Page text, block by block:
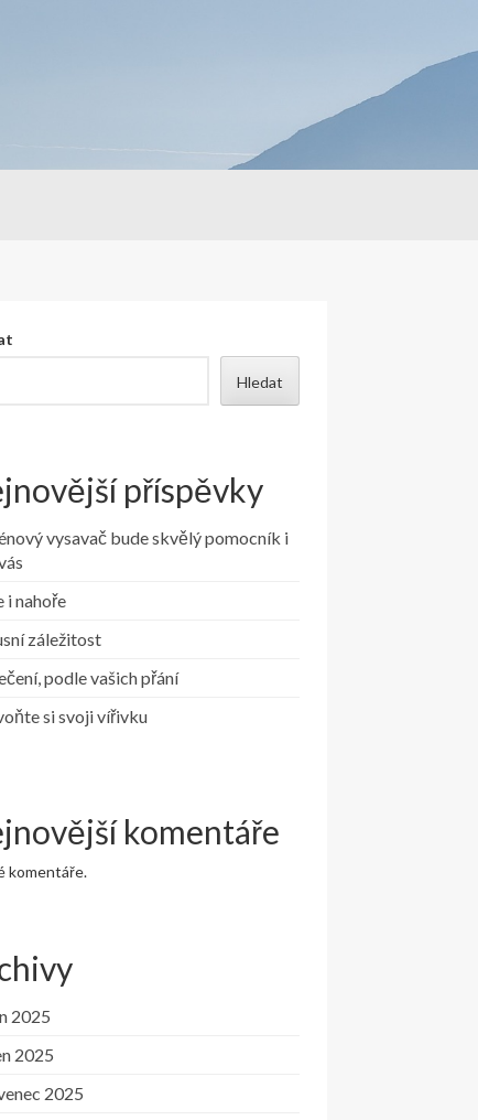
Hledat
příspěvky
vysavač bude skvělý pomocník i
i nahoře
záležitost
podle vašich přání
si svoji vířivku
komentáře
komentáře.
2025
2025
2025